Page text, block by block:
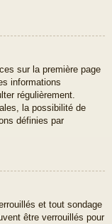
sur la première page
informations
régulièrement.
la possibilité de
définies par
et tout sondage
être verrouillés pour